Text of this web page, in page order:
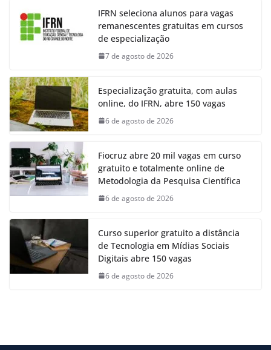
IFRN seleciona alunos para vagas
remanescentes gratuitas em cursos
de especialização
7 de agosto de 2026
Especialização gratuita, com aulas
online, do IFRN, abre 150 vagas
6 de agosto de 2026
Fiocruz abre 20 mil vagas em curso
gratuito e totalmente online de
Metodologia da Pesquisa Científica
6 de agosto de 2026
Curso superior gratuito a distância
de Tecnologia em Mídias Sociais
Digitais abre 150 vagas
6 de agosto de 2026